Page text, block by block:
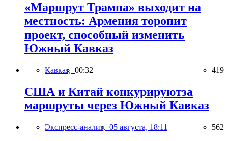
«Маршрут Трампа» выходит на
местность: Армения торопит
проект, способный изменить
Южный Кавказ
Кавказ, 00:32 419
США и Китай конкурируютза
маршруты через Южный Кавказ
Экспресс-анализ, 05 августа, 18:11 562